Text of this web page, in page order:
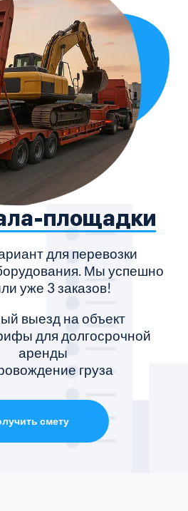
площадки
для перевозки
Мы успешно
уже 3 заказов!
выезд на объект
для долгосрочной
аренды
груза
смету